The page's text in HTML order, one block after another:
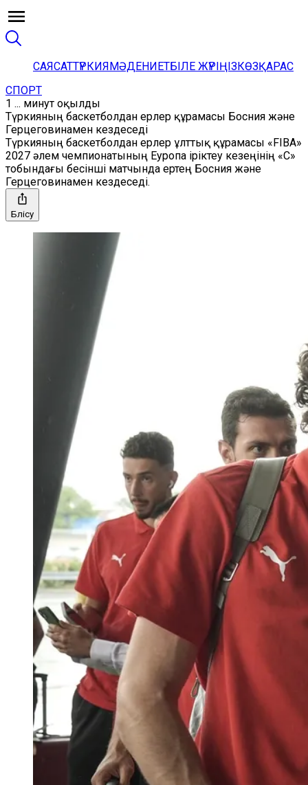
САЯСАТТҮРКИЯМӘДЕНИЕТБІЛЕ ЖҮРІҢІЗКӨЗҚАРАС
СПОРТ
1 ... минут оқылды
Түркияның баскетболдан ерлер құрамасы Босния және
Герцеговинамен кездеседі
Түркияның баскетболдан ерлер ұлттық құрамасы «FIBA»
2027 әлем чемпионатының Еуропа іріктеу кезеңінің «С»
тобындағы бесінші матчында ертең Босния және
Герцеговинамен кездеседі.
Бөлісу